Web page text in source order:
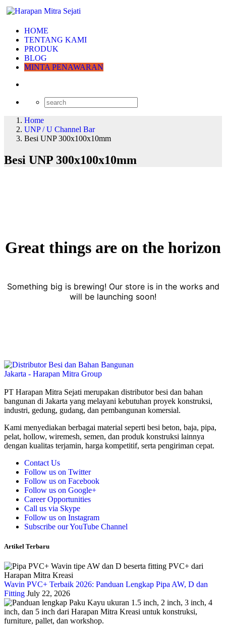
HOME
TENTANG KAMI
PRODUK
BLOG
MINTA PENAWARAN
Home
UNP / U Channel Bar
Besi UNP 300x100x10mm
Besi UNP 300x100x10mm
Great things are on the horizon
Something big is brewing! Our store is in the works and
will be launching soon!
PT Harapan Mitra Sejati merupakan distributor besi dan bahan
bangunan di Jakarta yang melayani kebutuhan proyek konstruksi,
industri, gedung, gudang, dan pembangunan komersial.
Kami menyediakan berbagai material seperti besi beton, baja, pipa,
pelat, hollow, wiremesh, semen, dan produk konstruksi lainnya
dengan kualitas terjamin, harga kompetitif, serta pengiriman cepat.
Contact Us
Follow us on Twitter
Follow us on Facebook
Follow us on Google+
Career Opportunities
Call us via Skype
Follow us on Instagram
Subscribe our YouTube Channel
Artikel Terbaru
Wavin PVC+ Terbaik 2026: Panduan Lengkap Pipa AW, D dan
Fitting July 22, 2026